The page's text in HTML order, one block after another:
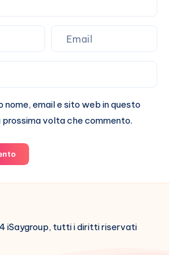
nome, email e sito web in questo
volta che commento.
iSaygroup, tutti i diritti riservati